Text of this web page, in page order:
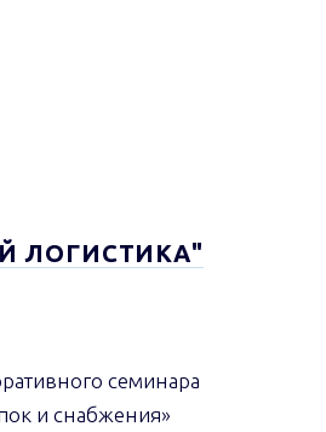
ЛОГИСТИКА"
семинара
и снабжения»